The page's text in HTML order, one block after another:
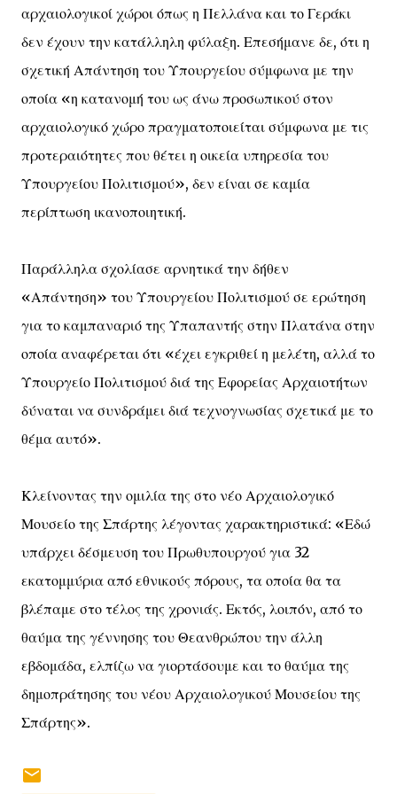
αρχαιολογικοί χώροι όπως η Πελλάνα και το Γεράκι
δεν έχουν την κατάλληλη φύλαξη. Επεσήμανε δε, ότι η
σχετική Απάντηση του Υπουργείου σύμφωνα με την
οποία «η κατανομή του ως άνω προσωπικού στον
αρχαιολογικό χώρο πραγματοποιείται σύμφωνα με τις
προτεραιότητες που θέτει η οικεία υπηρεσία του
Υπουργείου Πολιτισμού», δεν είναι σε καμία
περίπτωση ικανοποιητική.
Παράλληλα σχολίασε αρνητικά την δήθεν
«Απάντηση» του Υπουργείου Πολιτισμού σε ερώτηση
για το καμπαναριό της Υπαπαντής στην Πλατάνα στην
οποία αναφέρεται ότι «έχει εγκριθεί η μελέτη, αλλά το
Υπουργείο Πολιτισμού διά της Εφορείας Αρχαιοτήτων
δύναται να συνδράμει διά τεχνογνωσίας σχετικά με το
θέμα αυτό».
Κλείνοντας την ομιλία της στο νέο Αρχαιολογικό
Μουσείο της Σπάρτης λέγοντας χαρακτηριστικά: «Εδώ
υπάρχει δέσμευση του Πρωθυπουργού για 32
εκατομμύρια από εθνικούς πόρους, τα οποία θα τα
βλέπαμε στο τέλος της χρονιάς. Εκτός, λοιπόν, από το
θαύμα της γέννησης του Θεανθρώπου την άλλη
εβδομάδα, ελπίζω να γιορτάσουμε και το θαύμα της
δημοπράτησης του νέου Αρχαιολογικού Μουσείου της
Σπάρτης».